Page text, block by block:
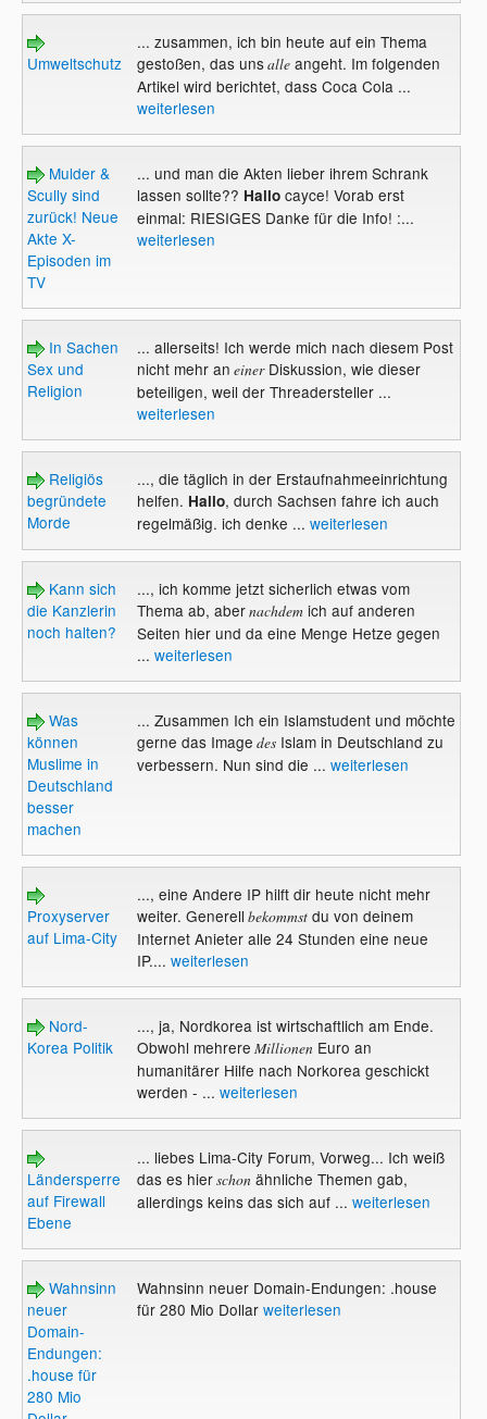
Umweltschutz
... zusammen, ich bin heute auf ein Thema
gestoßen, das unsalleangeht. Im folgenden
Artikel wird berichtet, dass Coca Cola ...
weiterlesen
Mulder &
Scully sind
zurück! Neue
Akte X-
Episoden im
TV
... und man die Akten lieber ihrem Schrank
lassen sollte?? Hallocayce! Vorab erst
einmal: RIESIGES Danke für die Info! :...
weiterlesen
In Sachen
Sex und
Religion
... allerseits! Ich werde mich nach diesem Post
nicht mehr an einerDiskussion, wie dieser
beteiligen, weil der Threadersteller ...
weiterlesen
Religiös
begründete
Morde
..., die täglich in der Erstaufnahmeeinrichtung
helfen. Hallo, durch Sachsen fahre ich auch
regelmäßig. ich denke ... weiterlesen
Kann sich
die Kanzlerin
noch halten?
..., ich komme jetzt sicherlich etwas vom
Thema ab, abernachdemich auf anderen
Seiten hier und da eine Menge Hetze gegen
... weiterlesen
Was
können
Muslime in
Deutschland
besser
machen
... Zusammen Ich ein Islamstudent und möchte
gerne das Image desIslam in Deutschland zu
verbessern. Nun sind die ... weiterlesen
Proxyserver
auf Lima-City
..., eine Andere IP hilft dir heute nicht mehr
weiter. Generell bekommstdu von deinem
Internet Anieter alle 24 Stunden eine neue
IP.... weiterlesen
Nord-
Korea Politik
..., ja, Nordkorea ist wirtschaftlich am Ende.
Obwohl mehrere MillionenEuro an
humanitärer Hilfe nach Norkorea geschickt
werden - ... weiterlesen
Ländersperre
auf Firewall
Ebene
... liebes Lima-City Forum, Vorweg... Ich weiß
das es hierschonähnliche Themen gab,
allerdings keins das sich auf ... weiterlesen
Wahnsinn
neuer
Domain-
Endungen:
.house für
280 Mio
Wahnsinn neuer Domain-Endungen: .house
für 280 Mio Dollar weiterlesen